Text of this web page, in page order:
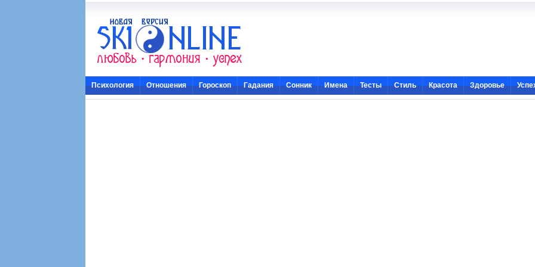
Психология Отношения Гороскоп Гадания Сонник Имена Тесты Стиль Красота Здоровье